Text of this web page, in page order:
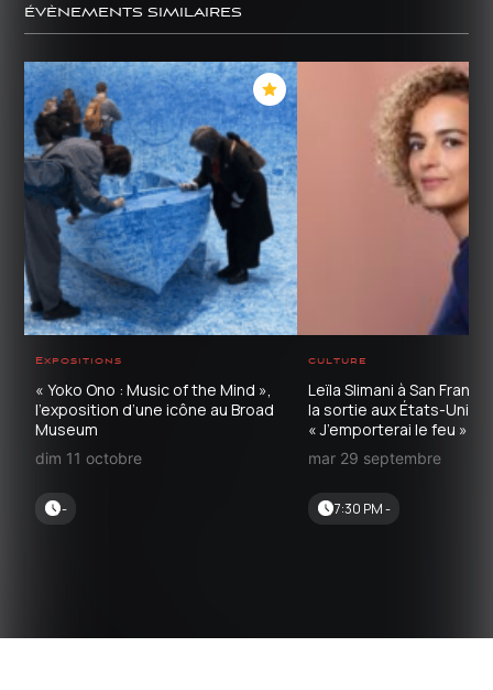
ÉVÈNEMENTS SIMILAIRES
Expositions
« Yoko Ono : Music of the Mind »,
l’exposition d’une icône au Broad
Museum
dim 11 octobre
-
culture
Leïla Slimani à San
la sortie aux États-Unis
« J’emporterai le feu »
mar 29 septembre
7:30 PM -